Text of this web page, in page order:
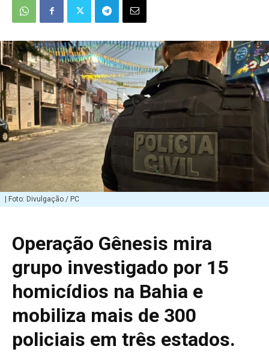
| Foto: Divulgação / PC
Operação Gênesis mira
grupo investigado por 15
homicídios na Bahia e
mobiliza mais de 300
policiais em três estados.